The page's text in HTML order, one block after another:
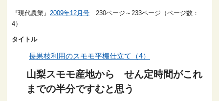
『現代農業』 2009年12月号 230ページ～233ページ（ページ数：
4）
タイトル
長果枝利用のスモモ平棚仕立て（4）
山梨スモモ産地から せん定時間がこれ
までの半分ですむと思う